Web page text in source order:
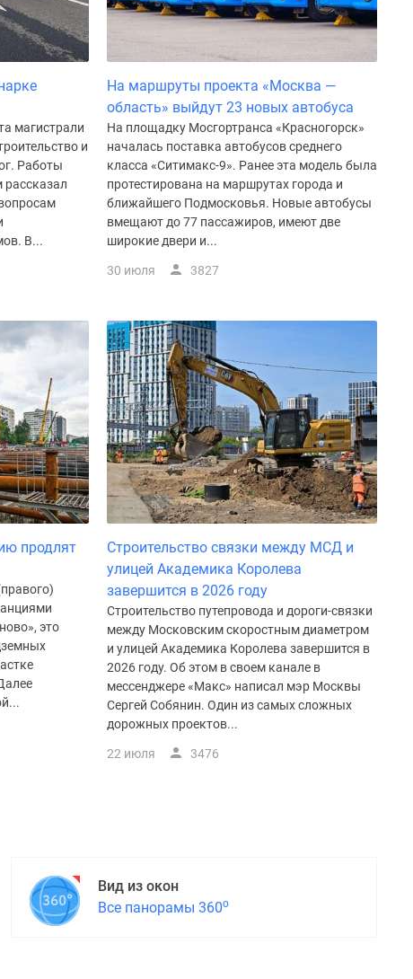
магистрали
и
Работы
рассказал
В...
На маршруты проекта «Москва —
область» выйдут 23 новых автобуса
На площадку Мосгортранса «Красногорск»
началась поставка автобусов среднего
класса «Ситимакс-9». Ранее эта модель была
протестирована на маршрутах города и
ближайшего Подмосковья. Новые автобусы
вмещают до 77 пассажиров, имеют две
широкие двери и...
30 июля 3827
продлят
это
Строительство связки между МСД и
улицей Академика Королева
завершится в 2026 году
Строительство путепровода и дороги-связки
между Московским скоростным диаметром
и улицей Академика Королева завершится в
2026 году. Об этом в своем канале в
мессенджере «Макс» написал мэр Москвы
Сергей Собянин. Один из самых сложных
дорожных проектов...
22 июля 3476
Вид из окон
Все панорамы 360о